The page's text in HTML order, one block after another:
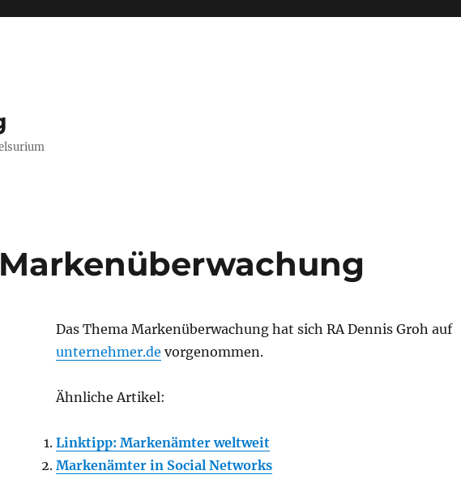
Das Thema Markenüberwachung hat sich RA Dennis Groh auf
unternehmer.de vorgenommen.
Ähnliche Artikel:
Linktipp: Markenämter weltweit
Markenämter in Social Networks